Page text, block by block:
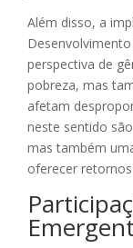
Além disso, a
perspectiva de
pobreza, mas
afetam
neste sentido
mas também
oferecer